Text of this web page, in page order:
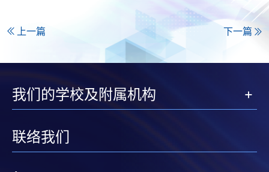
上一篇 下一篇
我们的学校及附属机构
联络我们